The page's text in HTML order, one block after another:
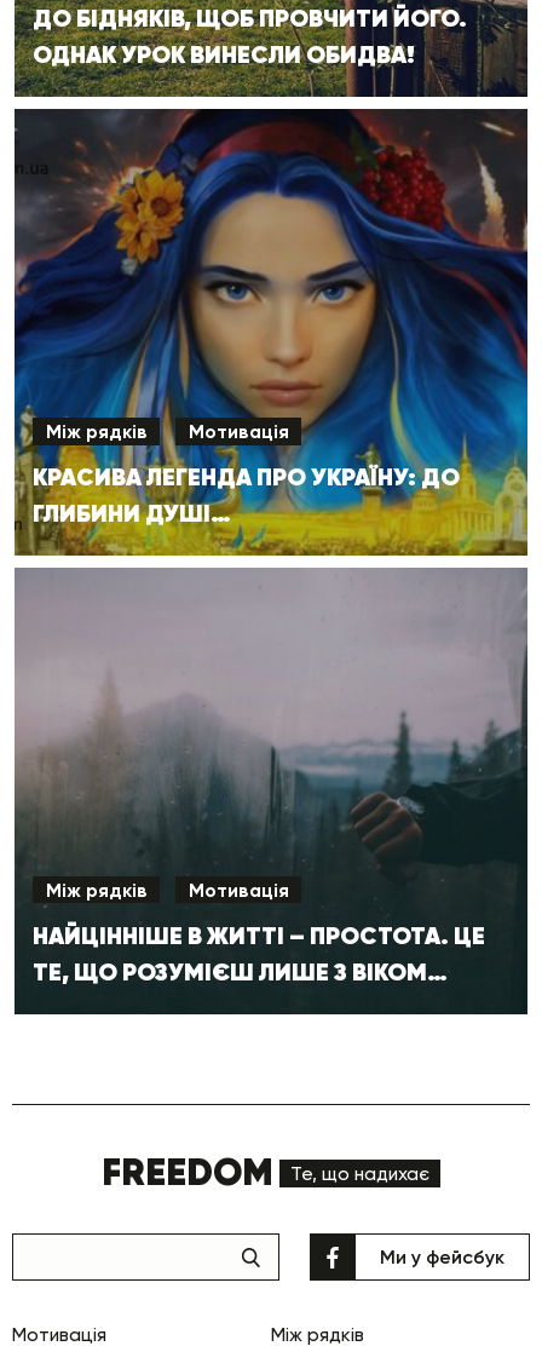
ДО БІДНЯКІВ, ЩОБ ПРОВЧИТИ ЙОГО.
ОДНАК УРОК ВИНЕСЛИ ОБИДВА!
Між рядків Мотивація
КРАСИВА ЛЕГЕНДА ПРО УКРАЇНУ: ДО
ГЛИБИНИ ДУШІ…
Між рядків Мотивація
НАЙЦІННІШЕ В ЖИТТІ – ПРОСТОТА. ЦЕ
ТЕ, ЩО РОЗУМІЄШ ЛИШЕ З ВІКОМ…
FREEDOM Те, що надихає
Мотивація Між рядків
Ми у фейсбук